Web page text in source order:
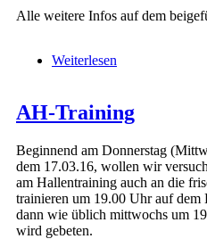
Alle weitere Infos auf dem
Weiterlesen
AH-Training
Beginnend am Donnerstag
dem 17.03.16, wollen wir
am Hallentraining auch an die
trainieren um 19.00 Uhr auf dem
dann wie üblich mittwochs um
wird gebeten.